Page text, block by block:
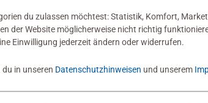
auf dem
Unterwegs
du zulassen möchtest: Statistik, Komfort,
der Website möglicherweise nicht richtig
Einwilligung jederzeit ändern oder widerrufen.
in unseren Datenschutzhinweisen und unserem